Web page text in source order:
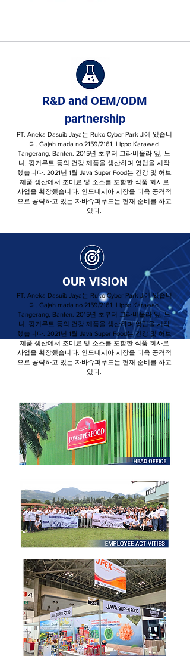
R&D and OEM/ODM
partnership
PT. Aneka Dasuib Jaya는 Ruko Cyber ​​Park Jl에 있습니
다. Gajah mada no.2159/2161, Lippo Karawaci
Tangerang, Banten. 2015년 초부터 그라비올라 잎, 노
니, 핑거루트 등의 건강 제품을 생산하며 영업을 시작
했습니다. 2021년 1월 Java Super Food는 건강 및 허브
제품 생산에서 조미료 및 소스를 포함한 식품 회사로
사업을 확장했습니다. 인도네시아 시장을 더욱 공격적
으로 공략하고 있는 자바슈퍼푸드는 현재 준비를 하고
있다.
OUR VISION
PT. Aneka Dasuib Jaya는 Ruko Cyber ​​Park Jl에 있습니
다. Gajah mada no.2159/2161, Lippo Karawaci
Tangerang, Banten. 2015년 초부터 그라비올라 잎, 노
니, 핑거루트 등의 건강 제품을 생산하며 영업을 시작
했습니다. 2021년 1월 Java Super Food는 건강 및 허브
제품 생산에서 조미료 및 소스를 포함한 식품 회사로
사업을 확장했습니다. 인도네시아 시장을 더욱 공격적
으로 공략하고 있는 자바슈퍼푸드는 현재 준비를 하고
있다.